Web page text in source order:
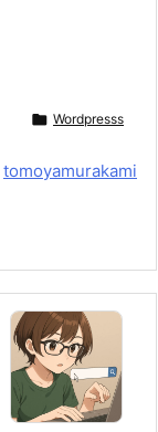
 Wordpresss
tomoyamurakami